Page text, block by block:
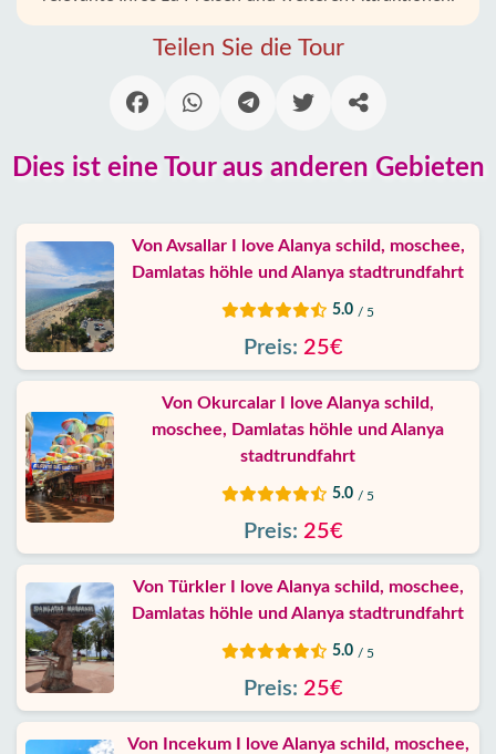
Startseite
Dörfer
Blog
Google
erfahrungen
Über
uns
Dienste
Haftung
Schutz
Daten
Kontakt
Teilen Sie die Tour
Dies ist eine Tour aus anderen Gebieten
Von Avsallar I love Alanya schild, moschee,
Damlatas höhle und Alanya stadtrundfahrt
5.0 / 5
Preis: 25€
Von Okurcalar I love Alanya schild,
moschee, Damlatas höhle und Alanya
stadtrundfahrt
5.0 / 5
Preis: 25€
Von Türkler I love Alanya schild, moschee,
Damlatas höhle und Alanya stadtrundfahrt
5.0 / 5
Preis: 25€
Von Incekum I love Alanya schild, moschee,